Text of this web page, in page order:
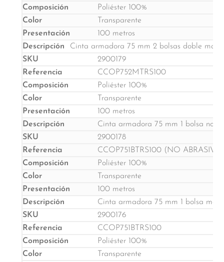
Poliéster 100%
Transparente
100 metros
Cinta armadora 75 mm 2 bolsas doble
2900179
CCOP752MTRS100
Poliéster 100%
Transparente
100 metros
Cinta armadora 75 mm 1 bolsa no
2900178
CCOP751BTRS100 (NO ABRASIVA)
Poliéster 100%
Transparente
100 metros
Cinta armadora 75 mm 1 bolsa
2900176
CCOP751BTRS100
Poliéster 100%
Transparente